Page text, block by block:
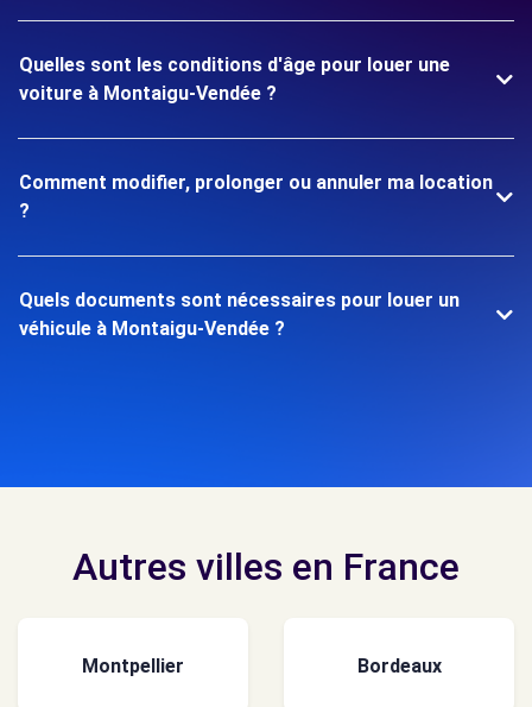
Quelles sont les conditions d'âge pour louer une
voiture à Montaigu-Vendée ?
Comment modifier, prolonger ou annuler ma location
?
Quels documents sont nécessaires pour louer un
véhicule à Montaigu-Vendée ?
Autres villes en France
Montpellier Bordeaux